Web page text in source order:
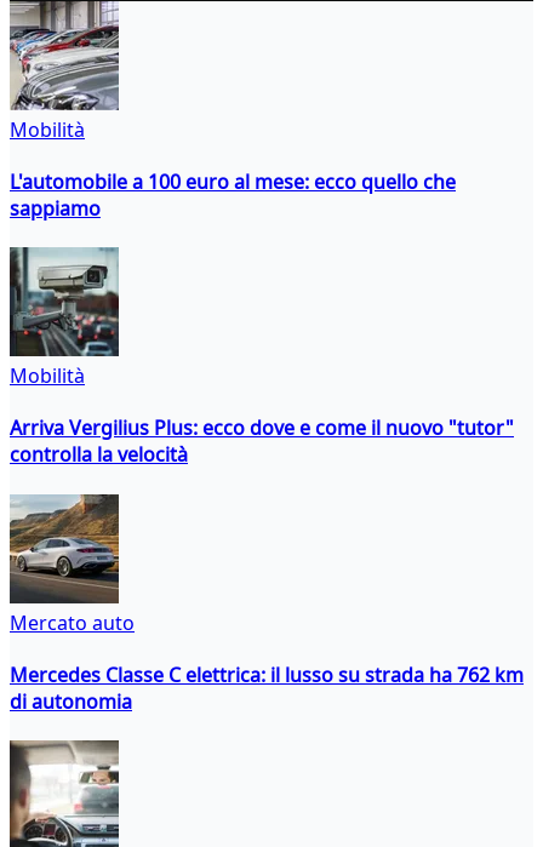
Mobilità
L'automobile a 100 euro al mese: ecco quello che
sappiamo
Mobilità
Arriva Vergilius Plus: ecco dove e come il nuovo "tutor"
controlla la velocità
Mercato auto
Mercedes Classe C elettrica: il lusso su strada ha 762 km
di autonomia